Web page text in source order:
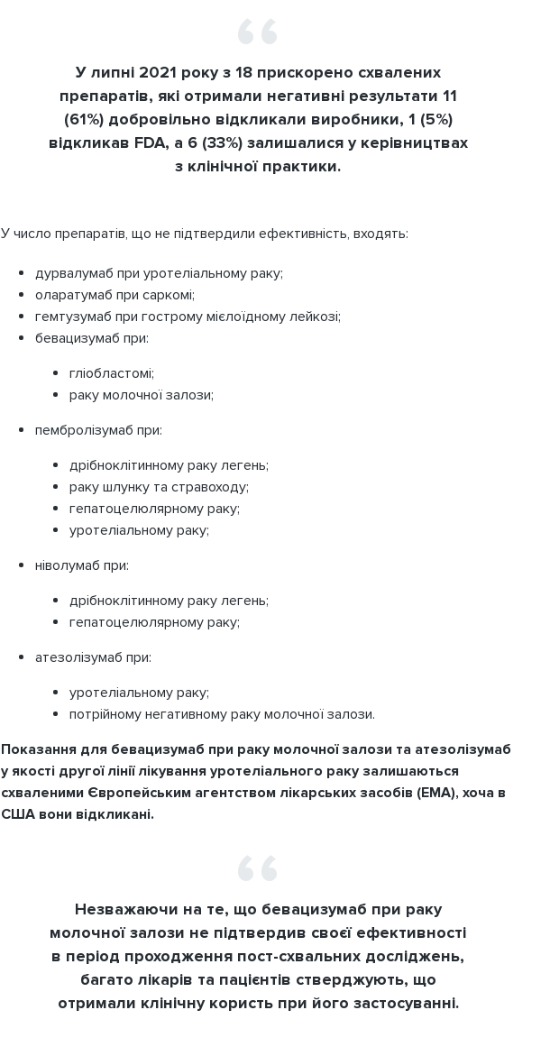
У липні 2021 року з 18 прискорено схвалених
препаратів, які отримали негативні результати 11
(61%) добровільно відкликали виробники, 1 (5%)
відкликав FDA, а 6 (33%) залишалися у керівництвах
з клінічної практики.
У число препаратів, що не підтвердили ефективність, входять:
дурвалумаб при уротеліальному раку;
оларатумаб при саркомі;
гемтузумаб при гострому мієлоїдному лейкозі;
бевацизумаб при:
гліобластомі;
раку молочної залози;
пембролізумаб при:
дрібноклітинному раку легень;
раку шлунку та стравоходу;
гепатоцелюлярному раку;
уротеліальному раку;
ніволумаб при:
дрібноклітинному раку легень;
гепатоцелюлярному раку;
атезолізумаб при:
уротеліальному раку;
потрійному негативному раку молочної залози.
Показання для бевацизумаб при раку молочної залози та атезолізумаб
у якості другої лінії лікування уротеліального раку залишаються
схваленими Європейським агентством лікарських засобів (EMA), хоча в
США вони відкликані.
Незважаючи на те, що бевацизумаб при раку
молочної залози не підтвердив своєї ефективності
в період проходження пост-схвальних досліджень,
багато лікарів та пацієнтів стверджують, що
отримали клінічну користь при його застосуванні.
ВХІД
Нагадати пароль Крок 1 2